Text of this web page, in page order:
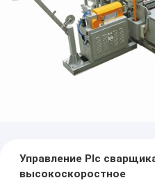
Управление Plc
высокоскоростное